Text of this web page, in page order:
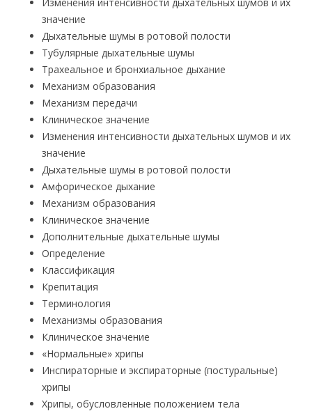
значение
Дыхательные шумы в ротовой полости
Тубулярные дыхательные шумы
Трахеальное и бронхиальное дыхание
Механизм образования
Механизм передачи
Клиническое значение
Изменения интенсивности дыхательных шумов и их
значение
Дыхательные шумы в ротовой полости
Амфорическое дыхание
Механизм образования
Клиническое значение
Дополнительные дыхательные шумы
Определение
Классификация
Крепитация
Терминология
Механизмы образования
Клиническое значение
«Нормальные» хрипы
Инспираторные и экспираторные (постуральные)
хрипы
Хрипы, обусловленные положением тела